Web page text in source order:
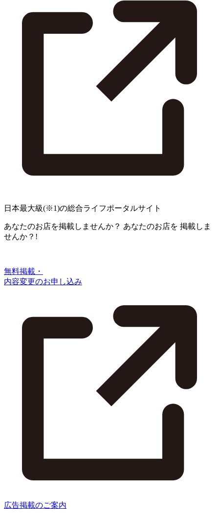
日本最大級(※1)の総合ライフポータルサイト
あなたのお店を掲載しませんか？ あなたのお店を 掲載しま
せんか？!
無料掲載・
内容変更のお申し込み
広告掲載のご案内